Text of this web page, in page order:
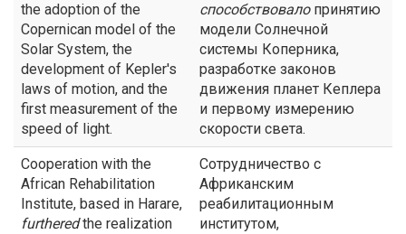
the adoption of the
Copernican model of the
Solar System, the
development of Kepler's
laws of motion, and the
first measurement of the
speed of light.
способствовалопринятию
модели Солнечной
системы Коперника,
разработке законов
движения планет Кеплера
и первому измерению
скорости света.
Cooperation with the
African Rehabilitation
Institute, based in Harare,
furtheredthe realization
Сотрудничество с
Африканским
реабилитационным
институтом,